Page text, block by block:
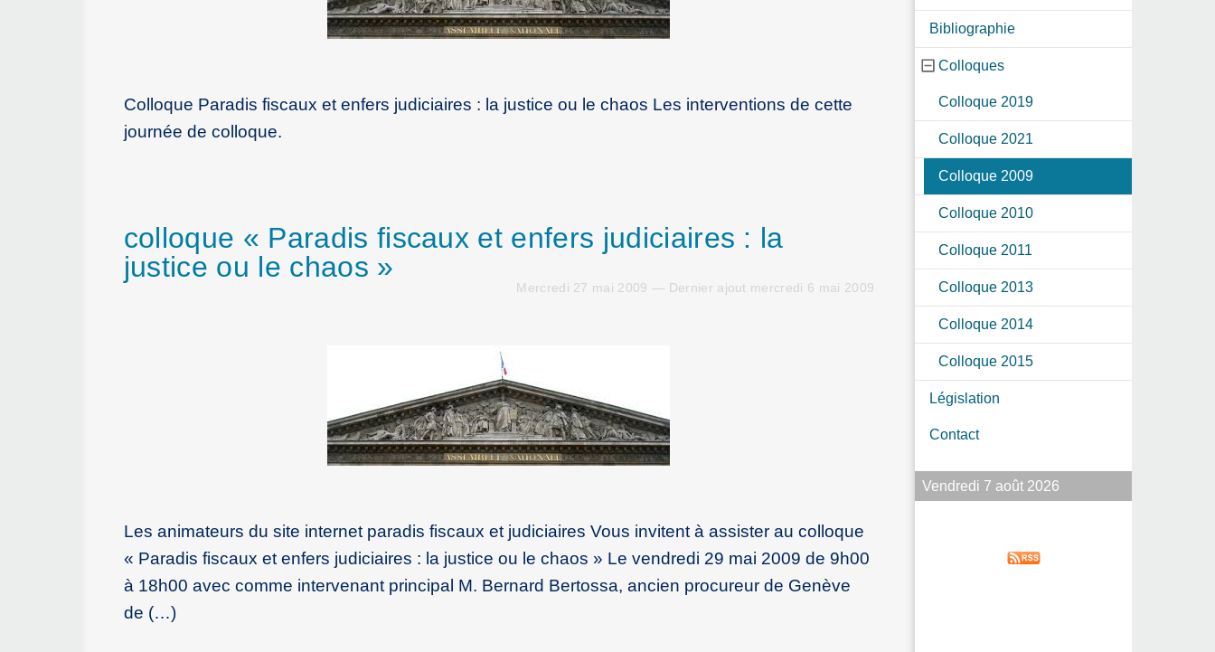
Colloque Paradis fiscaux et enfers judiciaires : la justice ou le chaos Les interventions de cette
journée de colloque.
colloque « Paradis fiscaux et enfers judiciaires : la
justice ou le chaos »
Mercredi 27 mai 2009 — Dernier ajout mercredi 6 mai 2009
Les animateurs du site internet paradis fiscaux et judiciaires Vous invitent à assister au colloque
« Paradis fiscaux et enfers judiciaires : la justice ou le chaos » Le vendredi 29 mai 2009 de 9h00
à 18h00 avec comme intervenant principal M. Bernard Bertossa, ancien procureur de Genève
de (…)
Bibliographie
Colloques
Colloque 2019
Colloque 2021
Colloque 2009
Colloque 2010
Colloque 2011
Colloque 2013
Colloque 2014
Colloque 2015
Législation
Contact
Vendredi 7 août 2026